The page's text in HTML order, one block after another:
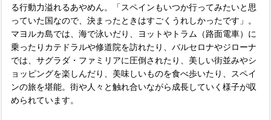
る行動力溢れるあやめん。「スペインもいつか行ってみたいと思
っていた国なので、決まったときはすごくうれしかったです」。
マヨルカ島では、海で泳いだり、ヨットやトラム（路面電車）に
乗ったりカテドラルや修道院を訪れたり、バルセロナやジローナ
では、サグラダ・ファミリアに圧倒されたり、美しい街並みやシ
ョッピングを楽しんだり、美味しいものを食べ歩いたり、スペイ
ンの旅を堪能。街や人々と触れ合いながら成長していく様子が収
められています。